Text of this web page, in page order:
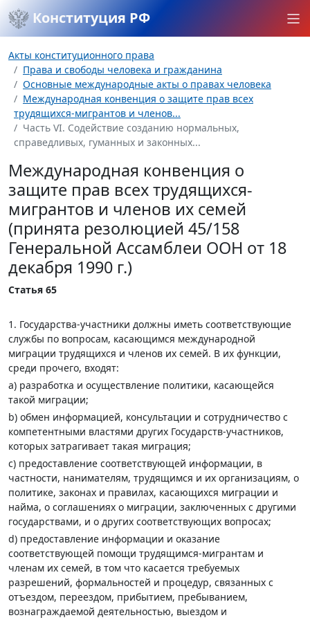
Конституция РФ
Акты конституционного права
Права и свободы человека и гражданина
Основные международные акты о правах человека
Международная конвенция о защите прав всех
трудящихся-мигрантов и членов...
Часть VI. Содействие созданию нормальных,
справедливых, гуманных и законных...
Международная конвенция о
защите прав всех трудящихся-
мигрантов и членов их семей
(принята резолюцией 45/158
Генеральной Ассамблеи ООН от 18
декабря 1990 г.)
Статья 65
1. Государства-участники должны иметь соответствующие
службы по вопросам, касающимся международной
миграции трудящихся и членов их семей. В их функции,
среди прочего, входят:
а) разработка и осуществление политики, касающейся
такой миграции;
b) обмен информацией, консультации и сотрудничество с
компетентными властями других Государств-участников,
которых затрагивает такая миграция;
с) предоставление соответствующей информации, в
частности, нанимателям, трудящимся и их организациям, о
политике, законах и правилах, касающихся миграции и
найма, о соглашениях о миграции, заключенных с другими
государствами, и о других соответствующих вопросах;
d) предоставление информации и оказание
соответствующей помощи трудящимся-мигрантам и
членам их семей, в том что касается требуемых
разрешений, формальностей и процедур, связанных с
отъездом, переездом, прибытием, пребыванием,
вознаграждаемой деятельностью, выездом и